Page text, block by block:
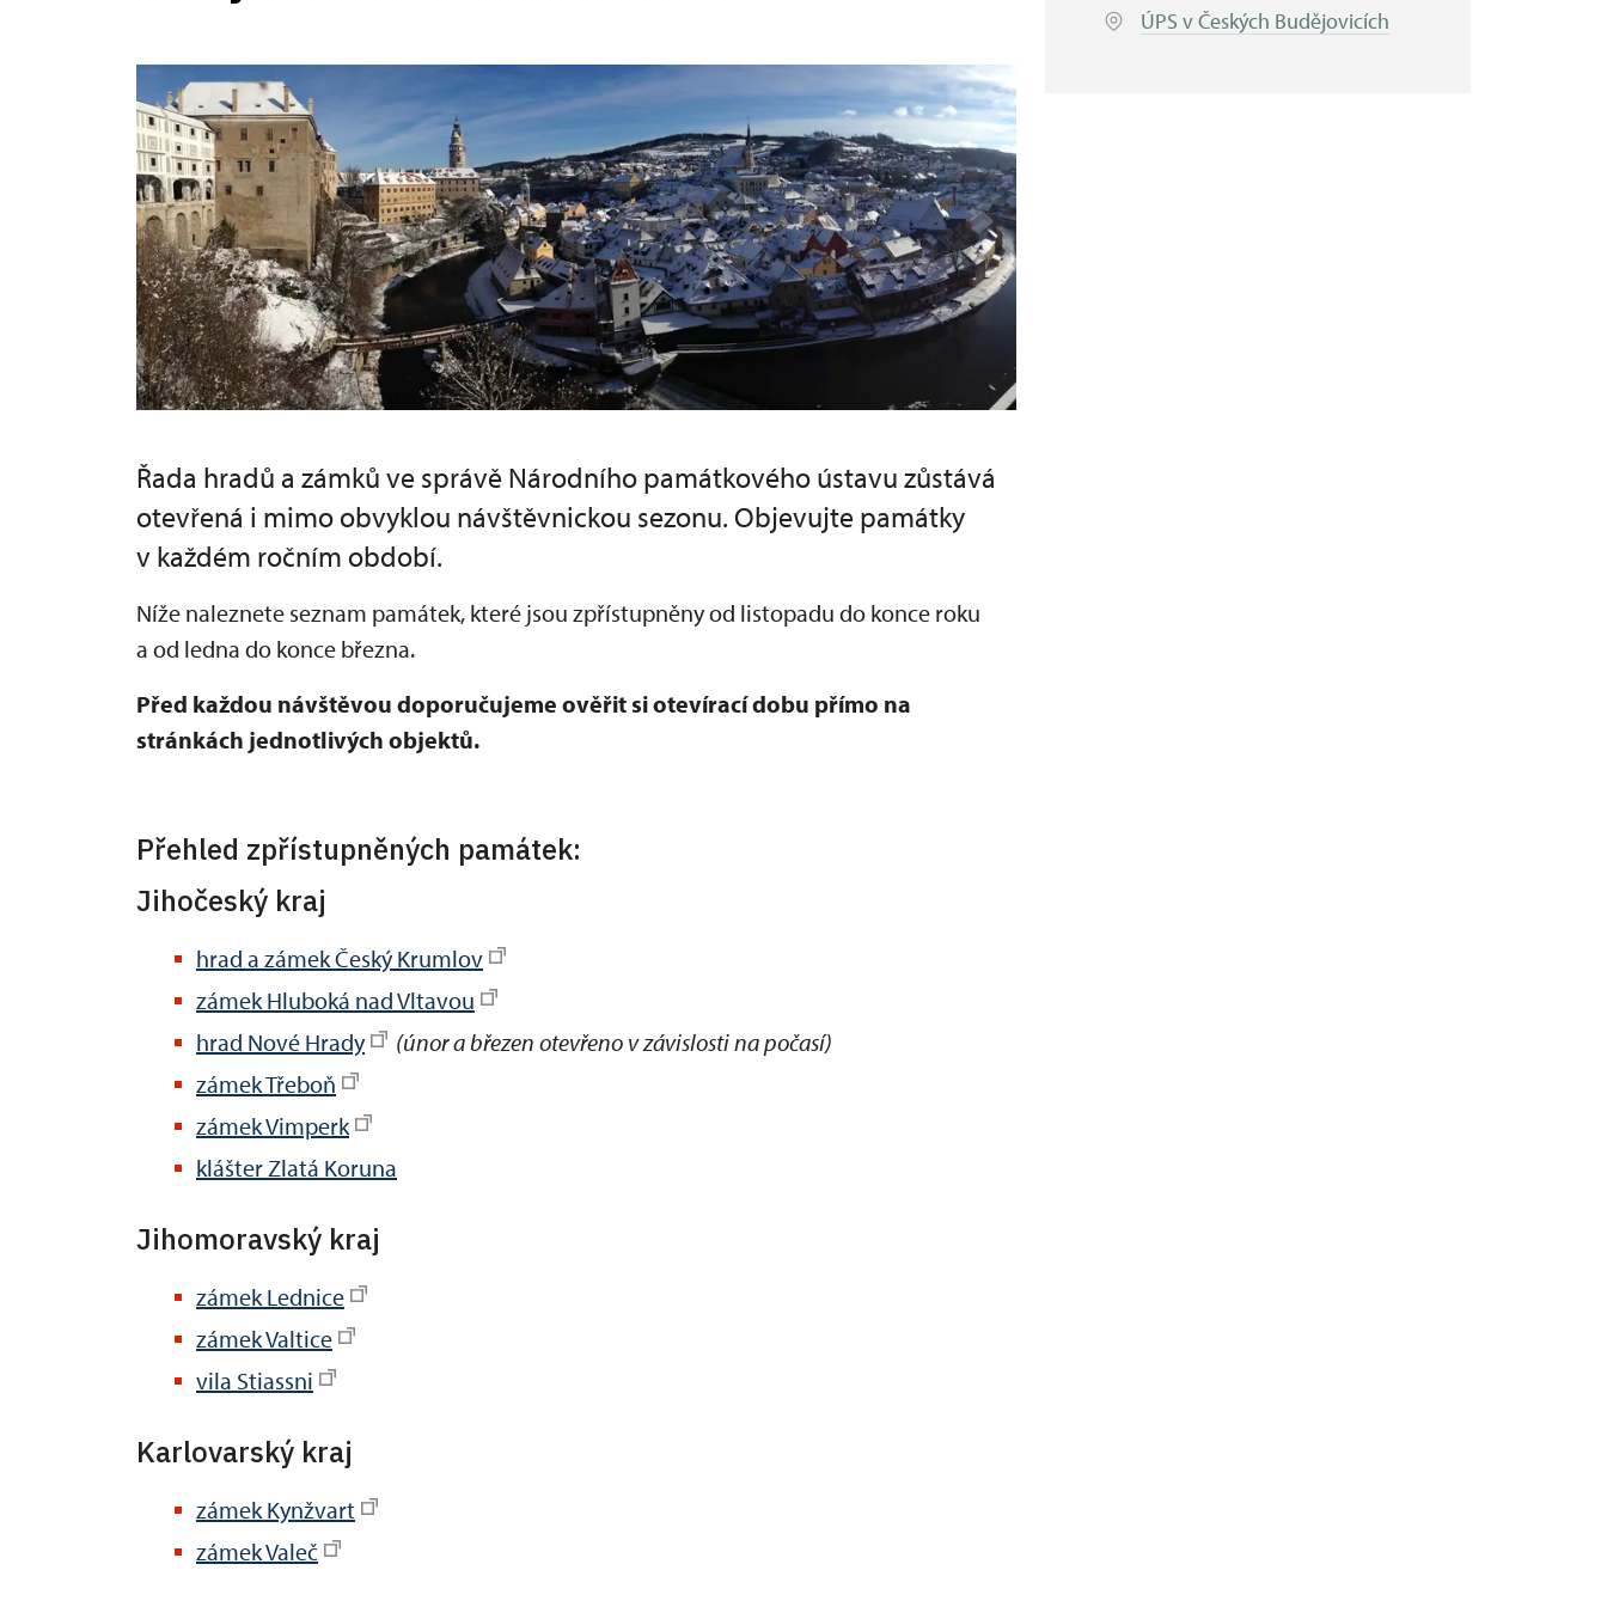
Řada hradů a zámků ve správě Národního památkového ústavu zůstává
otevřená i mimo obvyklou návštěvnickou sezonu. Objevujte památky
v každém ročním období.
Níže naleznete seznam památek, které jsou zpřístupněny od listopadu do konce roku
a od ledna do konce března.
Před každou návštěvou doporučujeme ověřit si otevírací dobu přímo na
stránkách jednotlivých objektů.
Přehled zpřístupněných památek:
Jihočeský kraj
hrad a zámek Český Krumlov
zámek Hluboká nad Vltavou
hrad Nové Hrady
(únor a březen otevřeno v závislosti na počasí)
zámek Třeboň
zámek Vimperk
klášter Zlatá Koruna
Jihomoravský kraj
zámek Lednice
zámek Valtice
vila Stiassni
Karlovarský kraj
zámek Kynžvart
zámek Valeč
ÚPS v Českých Budějovicích